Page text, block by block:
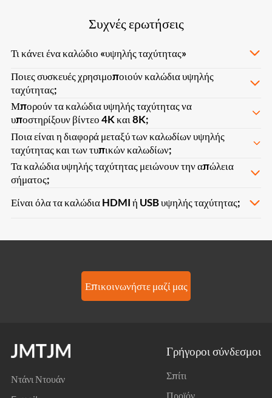
Συχνές ερωτήσεις
Τι κάνει ένα καλώδιο «υψηλής ταχύτητας»
Ποιες συσκευές χρησιμοποιούν καλώδια υψηλής
ταχύτητας;
Μπορούν τα καλώδια υψηλής ταχύτητας να
υποστηρίξουν βίντεο 4K και 8K;
Ποια είναι η διαφορά μεταξύ των καλωδίων υψηλής
ταχύτητας και των τυπικών καλωδίων;
Τα καλώδια υψηλής ταχύτητας μειώνουν την απώλεια
σήματος;
Είναι όλα τα καλώδια HDMI ή USB υψηλής ταχύτητας;
Επικοινωνήστε μαζί μας
Ντάνι Ντουάν
Γρήγοροι σύνδεσμοι
Σπίτι
Προϊόν